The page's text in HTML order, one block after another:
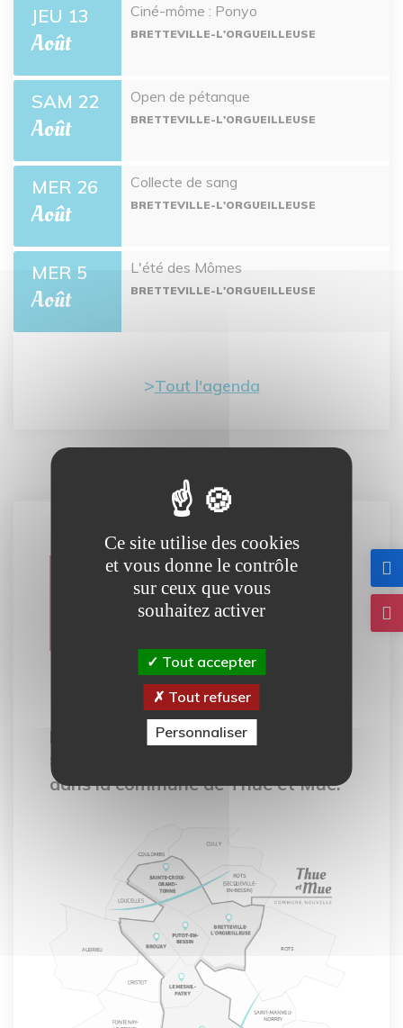
JEU 13
Août
Ciné-môme : Ponyo
BRETTEVILLE-L'ORGUEILLEUSE
SAM 22
Août
Open de pétanque
BRETTEVILLE-L'ORGUEILLEUSE
MER 26
Août
Collecte de sang
BRETTEVILLE-L'ORGUEILLEUSE
MER 5
Août
L'été des Mômes
BRETTEVILLE-L'ORGUEILLEUSE
Tout l'agenda
Carte
interactive
Notre carte interactive vous
permet de découvrir tous les
services mis à votre disposition
dans la commune de Thue et Mue.
Ce site utilise des cookies
et vous donne le contrôle
sur ceux que vous
souhaitez activer
Tout accepter
Tout refuser
Personnaliser